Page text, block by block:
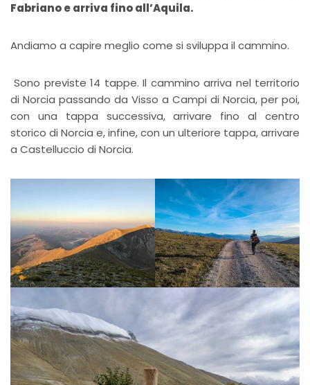
Fabriano e arriva fino all’Aquila.
Andiamo a capire meglio come si sviluppa il cammino.
Sono previste 14 tappe. Il cammino arriva nel territorio
di Norcia passando da Visso a Campi di Norcia, per poi,
con una tappa successiva, arrivare fino al centro
storico di Norcia e, infine, con un ulteriore tappa, arrivare
a Castelluccio di Norcia.